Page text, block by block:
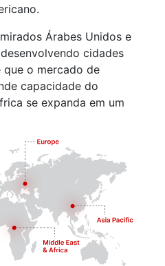
Árabes Unidos e
cidades
que o mercado de
capacidade do
se expanda em um